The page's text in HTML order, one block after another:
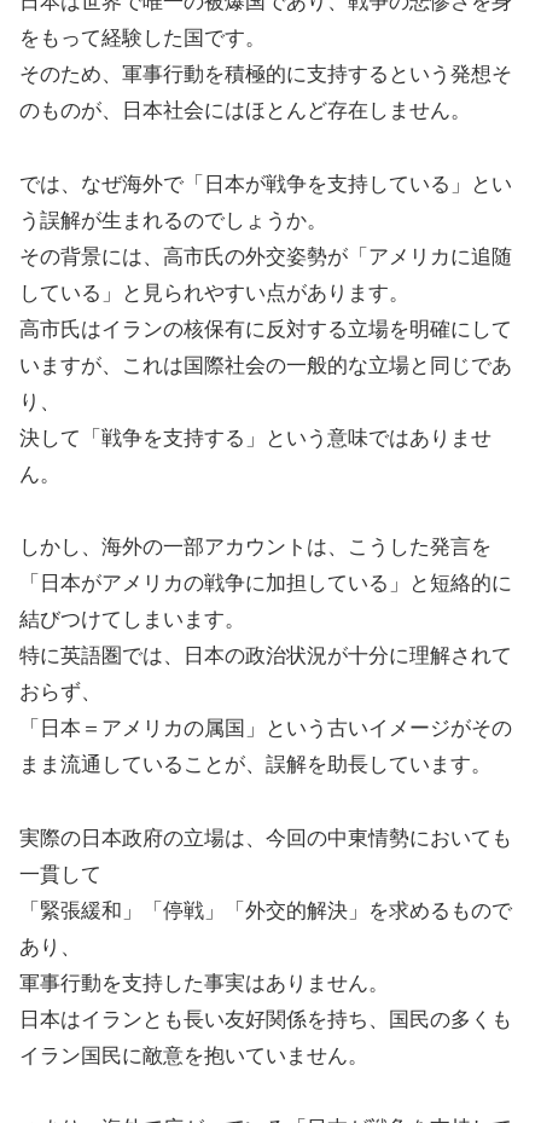
をもって経験した国です。
そのため、軍事行動を積極的に支持するという発想そ
のものが、日本社会にはほとんど存在しません。
では、なぜ海外で「日本が戦争を支持している」とい
う誤解が生まれるのでしょうか。
その背景には、高市氏の外交姿勢が「アメリカに追随
している」と見られやすい点があります。
高市氏はイランの核保有に反対する立場を明確にして
いますが、これは国際社会の一般的な立場と同じであ
り、
決して「戦争を支持する」という意味ではありませ
ん。
しかし、海外の一部アカウントは、こうした発言を
「日本がアメリカの戦争に加担している」と短絡的に
結びつけてしまいます。
特に英語圏では、日本の政治状況が十分に理解されて
おらず、
「日本＝アメリカの属国」という古いイメージがその
まま流通していることが、誤解を助長しています。
実際の日本政府の立場は、今回の中東情勢においても
一貫して
「緊張緩和」「停戦」「外交的解決」を求めるもので
あり、
軍事行動を支持した事実はありません。
日本はイランとも長い友好関係を持ち、国民の多くも
イラン国民に敵意を抱いていません。